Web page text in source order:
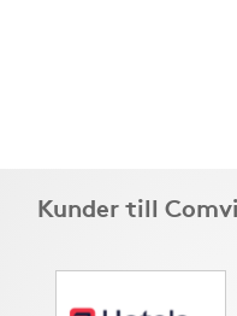
Kunder till